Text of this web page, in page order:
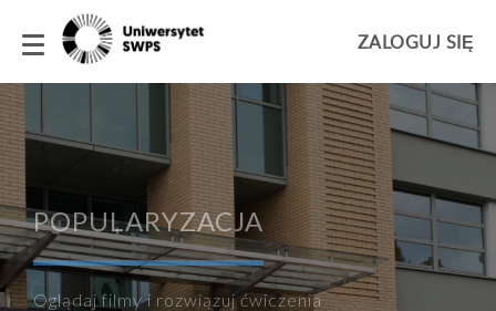
Przejdź do głównej zawartości
Panel boczny ZALOGUJ SIĘ
POPULARYZACJA
Oglądaj filmy i rozwiązuj ćwiczenia